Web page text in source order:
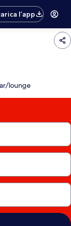
l’app
lounge